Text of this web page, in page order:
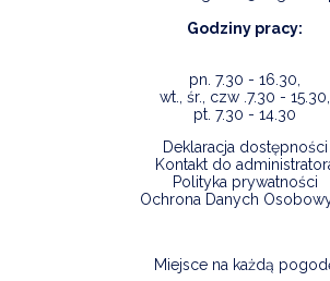
Godziny pracy:
pn. 7.30 - 16.30,
wt., śr., czw .7.30 - 15.30,
pt. 7.30 - 14.30
Deklaracja dostępności
Kontakt do
Polityka prywatności
Ochrona Danych
Miejsce na każdą